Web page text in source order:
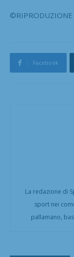
©RIPRODUZIONE
Facebook
La redazione di
sport nei
pallamano,